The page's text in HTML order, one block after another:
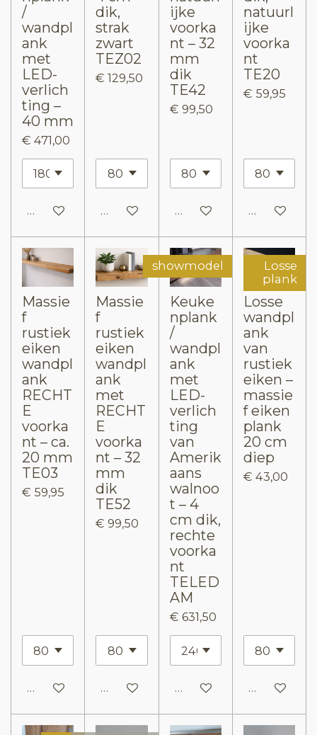
/
wandpl
ank
met
LED-
verlich
ting –
40 mm
€ 471,00
In winkelwagen
dik,
strak
zwart
TEZ02
€ 129,50
In winkelwagen
ijke
voorka
nt – 32
mm
dik
TE42
€ 99,50
In winkelwagen
natuurl
ijke
voorka
nt
TE20
€ 59,95
In
Massie
f
rustiek
eiken
wandpl
ank
RECHT
E
voorka
nt – ca.
20 mm
TE03
€ 59,95
In winkelwagen
Massie
f
rustiek
eiken
wandpl
ank
met
RECHT
E
voorka
nt – 32
mm
dik
TE52
€ 99,50
In winkelwagen
showmodel
Keuke
nplank
/
wandpl
ank
met
LED-
verlich
ting
van
Amerik
aans
walnoo
t – 4
cm dik,
rechte
voorka
nt
TELED
AM
€ 631,50
In winkelwagen
Losse
plank
Losse
wandpl
ank
van
rustiek
eiken –
massie
f eiken
plank
20 cm
diep
€ 43,00
In